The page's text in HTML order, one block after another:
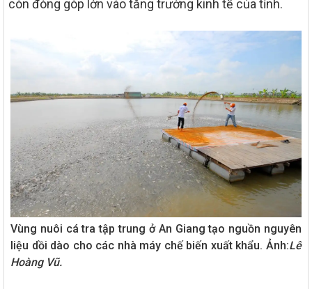
còn đóng góp lớn vào tăng trưởng kinh tế của tỉnh.
Vùng nuôi cá tra tập trung ở An Giang tạo nguồn nguyên
liệu dồi dào cho các nhà máy chế biến xuất khẩu. Ảnh:Lê
Hoàng Vũ.